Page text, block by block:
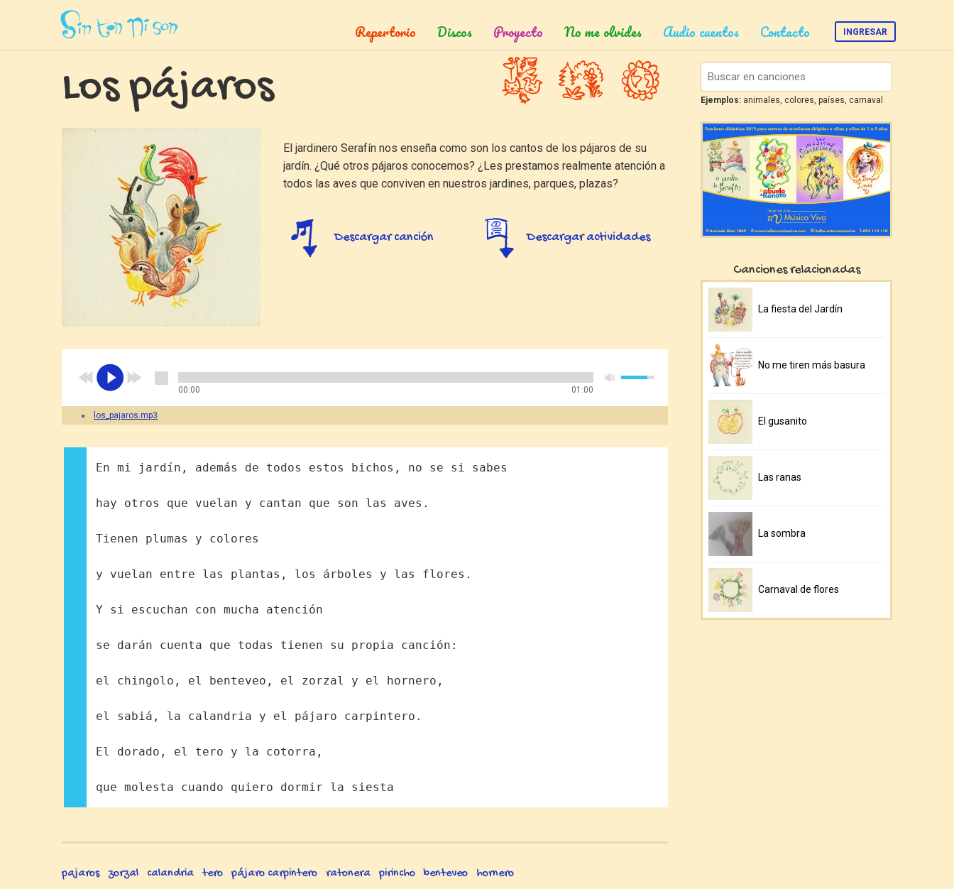
Repertorio Discos Proyecto No me olvides Audio cuentos Contacto INGRESAR
Inicio » Canciones » Los Pajaros
Los pájaros
El jardinero Serafín nos enseña como son los cantos de los pájaros de su
jardín. ¿Qué otros pájaros conocemos? ¿Les prestamos realmente atención a
todos las aves que conviven en nuestros jardines, parques, plazas?
Descargar canción Descargar actividades
00:00 01:00
los_pajaros.mp3
En mi jardín, además de todos estos bichos, no se si sabes
hay otros que vuelan y cantan que son las aves.
Tienen plumas y colores
y vuelan entre las plantas, los árboles y las flores.
Y si escuchan con mucha atención
se darán cuenta que todas tienen su propia canción:
el chingolo, el benteveo, el zorzal y el hornero,
el sabiá, la calandria y el pájaro carpintero.
El dorado, el tero y la cotorra,
que molesta cuando quiero dormir la siesta
pajaros zorzal calandria tero pájaro carpintero ratonera pirincho benteveo hornero
Ejemplos: animales, colores, países, carnaval
Canciones relacionadas
La fiesta del Jardín
No me tiren más basura
El gusanito
Las ranas
La sombra
Carnaval de flores